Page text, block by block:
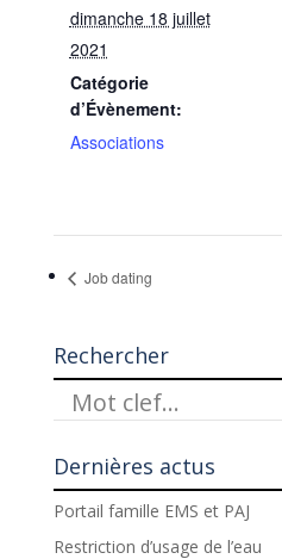
dimanche 18 juillet
2021
Catégorie
d’Évènement:
Associations
Job dating
Rechercher
Dernières actus
Portail famille EMS et PAJ
Restriction d’usage de l’eau